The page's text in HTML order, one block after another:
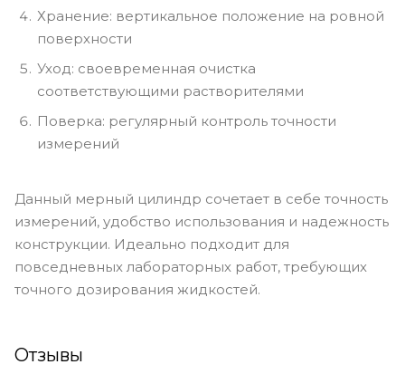
Хранение: вертикальное положение на ровной
поверхности
Уход: своевременная очистка
соответствующими растворителями
Поверка: регулярный контроль точности
измерений
Данный мерный цилиндр сочетает в себе точность
измерений, удобство использования и надежность
конструкции. Идеально подходит для
повседневных лабораторных работ, требующих
точного дозирования жидкостей.
Отзывы